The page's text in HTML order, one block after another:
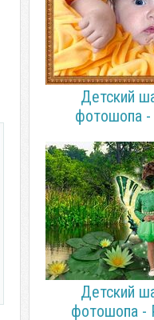
Детский
фотошопа -
Детский
фотошопа -